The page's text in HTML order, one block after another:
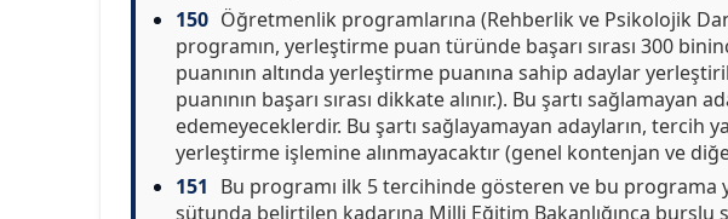
150 Öğretmenlik programlarına (Rehberlik ve Psikolojik
programın, yerleştirme puan türünde başarı sırası 300
puanının altında yerleştirme puanına sahip adaylar
puanının başarı sırası dikkate alınır.). Bu şartı sağlamayan
edemeyeceklerdir. Bu şartı sağlayamayan adayların, tercih
yerleştirme işlemine alınmayacaktır (genel kontenjan ve
151 Bu programı ilk 5 tercihinde gösteren ve bu programa
sütunda belirtilen kadarına Milli Eğitim Bakanlığınca burslu